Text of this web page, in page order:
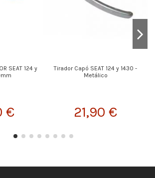
SEAT 124 y
€
Tirador Capó SEAT 124 y 1430 -
Metálico
21,90 €